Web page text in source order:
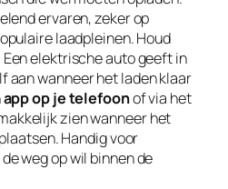
ervaren, zeker op
laadpleinen. Houd
elektrische auto geeft in
aan wanneer het laden klaar
app op je telefoonof via het
zien wanneer het
Handig voor
weg op wil binnen de